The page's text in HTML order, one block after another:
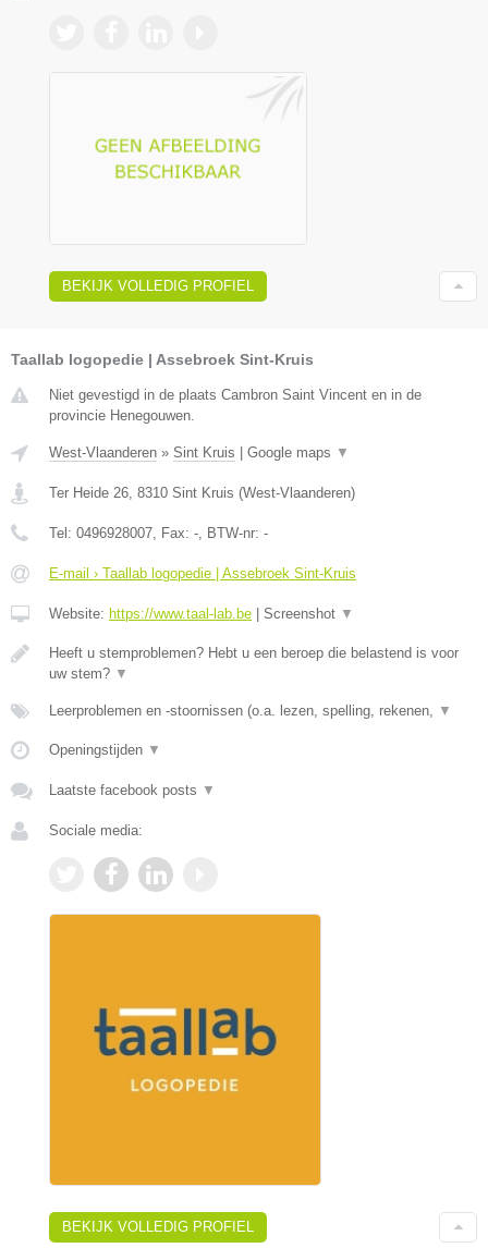
BEKIJK VOLLEDIG PROFIEL
Taallab logopedie | Assebroek Sint-Kruis
Niet gevestigd in de plaats Cambron Saint Vincent en in de
provincie Henegouwen.
West-Vlaanderen » Sint Kruis | Google maps ▼
Ter Heide 26 8310 Sint Kruis (West-Vlaanderen)
Tel: 0496928007 , Fax: - , BTW-nr: -
E-mail › Taallab logopedie | Assebroek Sint-Kruis
Website: https://www.taal-lab.be | Screenshot ▼
Heeft u stemproblemen? Hebt u een beroep die belastend is voor
uw stem? ▼
Leerproblemen en -stoornissen (o.a. lezen, spelling, rekenen, ▼
Openingstijden ▼
Laatste facebook posts ▼
Sociale media:
BEKIJK VOLLEDIG PROFIEL